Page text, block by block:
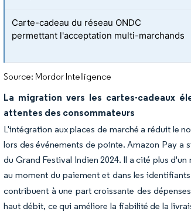
Carte-cadeau du réseau ONDC
permettant l'acceptation multi-marchands
Source: Mordor Intelligence
La migration vers les cartes-cadeaux
attentes des consommateurs
L'intégration aux places de marché a réduit le
lors des événements de pointe. Amazon Pay a
du Grand Festival Indien 2024. Il a cité plus
au moment du paiement et dans les
contribuent à une part croissante des
haut débit, ce qui améliore la fiabilité de la